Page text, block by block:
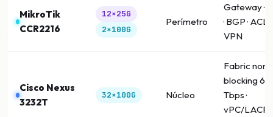
MikroTik
CCR2216
12×25G
2×100G
Perímetro
Gateway ·
· BGP · ACL ·
VPN
Cisco Nexus
3232T
32×100G Núcleo
Fabric non-
blocking 6,4
Tbps ·
vPC/LACP